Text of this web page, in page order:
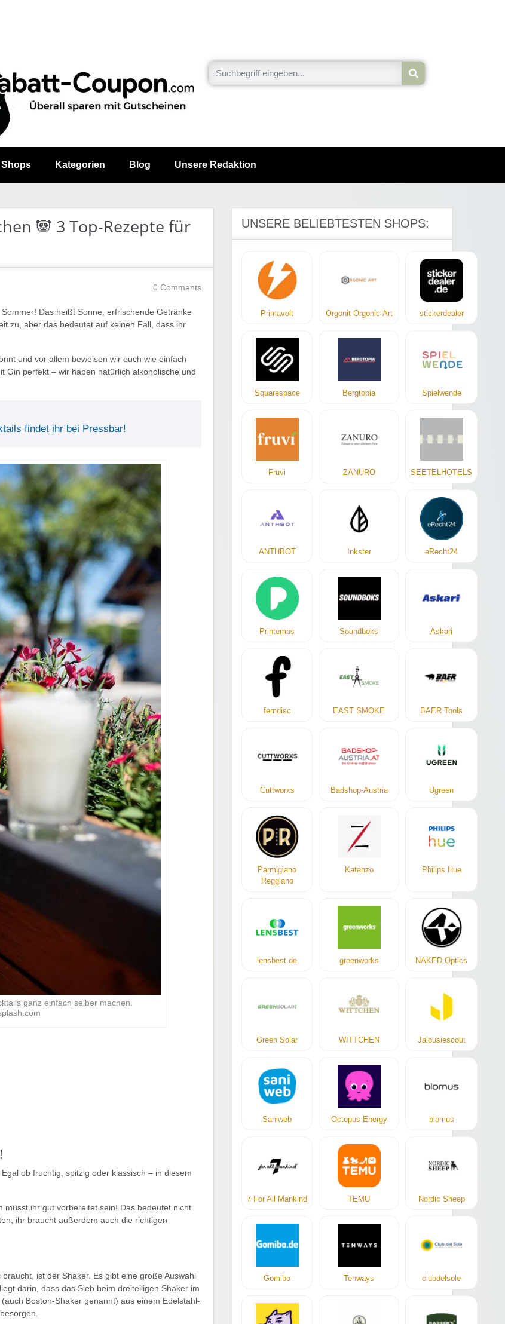
Shops Kategorien Blog Unsere Redaktion
🐼 3 Top-Rezepte für
0 Comments
Das heißt Sonne, erfrischende Getränke
zu, aber das bedeutet auf keinen Fall, dass ihr
und vor allem beweisen wir euch wie einfach
Gin perfekt – wir haben natürlich alkoholische und
findet ihr bei Pressbar!
ganz einfach selber machen.
ob fruchtig, spitzig oder klassisch – in diesem
müsst ihr gut vorbereitet sein! Das bedeutet nicht
ihr braucht außerdem auch die richtigen
ist der Shaker. Es gibt eine große Auswahl
darin, dass das Sieb beim dreiteiligen Shaker im
Boston-Shaker genannt) aus einem Edelstahl-
UNSERE BELIEBTESTEN SHOPS:
Primavolt Orgonit Orgonic-Art stickerdealer
Squarespace Bergtopia Spielwende
Fruvi ZANURO SEETELHOTELS
ANTHBOT Inkster eRecht24
Printemps Soundboks Askari
femdisc EAST SMOKE BAER Tools
Cuttworxs Badshop-Austria Ugreen
Parmigiano
Reggiano
Katanzo Philips Hue
lensbest.de greenworks NAKED Optics
Green Solar WITTCHEN Jalousiescout
Saniweb Octopus Energy blomus
7 For All Mankind TEMU Nordic Sheep
Gomibo Tenways clubdelsole